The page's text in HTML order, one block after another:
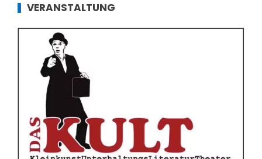
VERANSTALTUNG